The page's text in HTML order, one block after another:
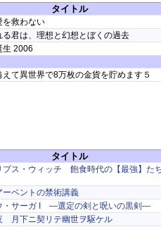
タイトル
を救わない
る君は、理想と幻想とぼくの過去
生 2006
えて異世界で8万枚の金貨を貯めます５
タイトル
プス・ウィッチ 飽食時代の【最強】た
ーベントの禁術講義
・サーガ I ―選定の剣と呪いの黒剣―
月下ニ契リテ幽世ヲ駆ケル